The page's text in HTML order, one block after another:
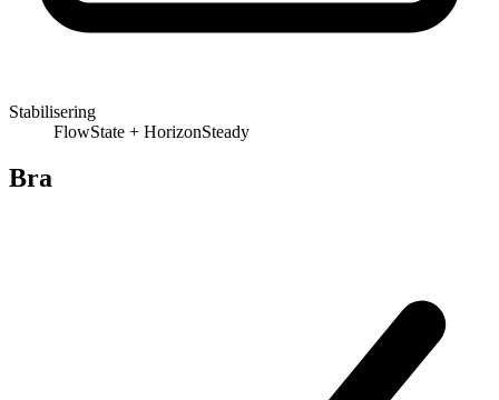
Stabilisering
FlowState + HorizonSteady
Bra